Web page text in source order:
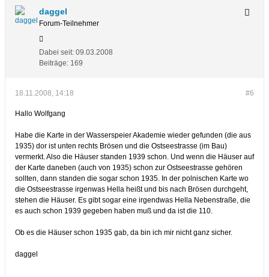
daggel
Forum-Teilnehmer
Dabei seit: 09.03.2008
Beiträge: 169
#6
18.11.2008, 14:18
Hallo Wolfgang
Habe die Karte in der Wasserspeier Akademie wieder gefunden (die aus
1935) dor ist unten rechts Brösen und die Ostseestrasse (im Bau)
vermerkt. Also die Häuser standen 1939 schon. Und wenn die Häuser auf
der Karte daneben (auch von 1935) schon zur Ostseestrasse gehören
sollten, dann standen die sogar schon 1935. In der polnischen Karte wo
die Ostseestrasse irgenwas Hella heißt und bis nach Brösen durchgeht,
stehen die Häuser. Es gibt sogar eine irgendwas Hella Nebenstraße, die
es auch schon 1939 gegeben haben muß und da ist die 110.
Ob es die Häuser schon 1935 gab, da bin ich mir nicht ganz sicher.
daggel